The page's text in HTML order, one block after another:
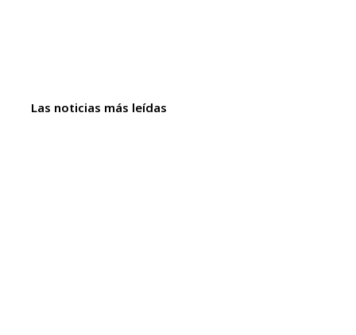
Las noticias más leídas